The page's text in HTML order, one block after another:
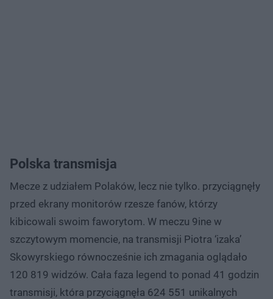
Polska transmisja
Mecze z udziałem Polaków, lecz nie tylko. przyciągnęły
przed ekrany monitorów rzesze fanów, którzy
kibicowali swoim faworytom. W meczu 9ine w
szczytowym momencie, na transmisji Piotra ‘izaka’
Skowyrskiego równocześnie ich zmagania oglądało
120 819 widzów. Cała faza legend to ponad 41 godzin
transmisji, która przyciągnęła 624 551 unikalnych